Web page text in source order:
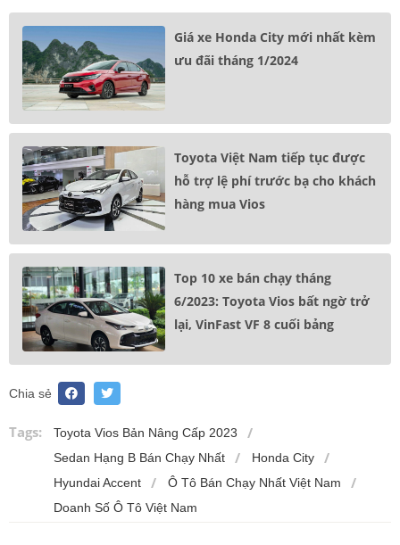
Giá xe Honda City mới nhất kèm
ưu đãi tháng 1/2024
Toyota Việt Nam tiếp tục được
hỗ trợ lệ phí trước bạ cho khách
hàng mua Vios
Top 10 xe bán chạy tháng
6/2023: Toyota Vios bất ngờ trở
lại, VinFast VF 8 cuối bảng
Chia sẻ
Tags:
Toyota Vios Bản Nâng Cấp 2023
Sedan Hạng B Bán Chạy Nhất
Honda City
Hyundai Accent
Ô Tô Bán Chạy Nhất Việt Nam
Doanh Số Ô Tô Việt Nam